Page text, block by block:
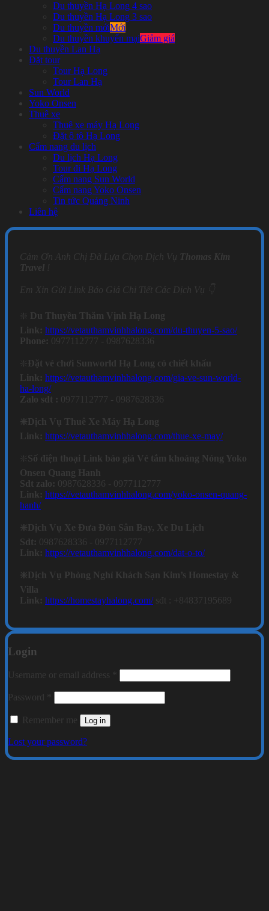
Du thuyền Hạ Long 4 sao
Du thuyền Hạ Long 3 sao
Du thuyền mới
Du thuyền khuyến mại
Du thuyền Lan Hạ
Đặt tour
Tour Hạ Long
Tour Lan Hạ
Sun World
Yoko Onsen
Thuê xe
Thuê xe máy Hạ Long
Đặt ô tô Hạ Long
Cẩm nang du lịch
Du lịch Hạ Long
Tour đi Hạ Long
Cẩm nang Sun World
Cẩm nang Yoko Onsen
Tin tức Quảng Ninh
Liên hệ
Cảm Ơn Anh Chị Đã Lựa Chọn Dịch Vụ Thomas Kim
Travel !
Em Xin Gửi Link Báo Giá Chi Tiết Các Dịch Vụ 👇
❇️
Du Thuyền Thăm Vịnh Hạ Long
Link: https://vetauthamvinhhalong.com/du-thuyen-5-sao/
Phone: 0977112777 - 0987628336
❇️ Đặt vé chơi Sunworld Hạ Long có chiết khấu
Link: https://vetauthamvinhhalong.com/gia-ve-sun-world-
ha-long/
Zalo sdt : 0977112777 - 0987628336
❇️Dịch Vụ Thuê Xe Máy Hạ Long
Link: https://vetauthamvinhhalong.com/thue-xe-may/
❇️ Số điện thoại Link báo giá Vé tắm khoáng Nóng Yoko
Onsen Quang Hanh
Sdt zalo: 0987628336 - 0977112777
Link: https://vetauthamvinhhalong.com/yoko-onsen-quang-
hanh/
❇️Dịch Vụ Xe Đưa Đón Sân Bay, Xe Du Lịch
Sdt: 0987628336 - 0977112777
Link: https://vetauthamvinhhalong.com/dat-o-to/
❇️Dịch Vụ Phòng Nghỉ Khách Sạn Kim’s Homestay &
Villa
Link: https://homestayhalong.com/sđt : +84837195689
Login
Username or email address
Password
Remember me Log in
Lost your password?